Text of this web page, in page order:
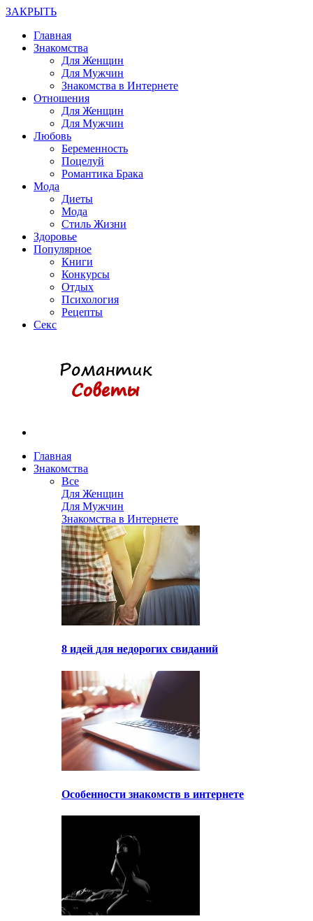
ЗАКРЫТЬ
Главная
Знакомства
Для Женщин
Для Мужчин
Знакомства в Интернете
Отношения
Для Женщин
Для Мужчин
Любовь
Беременность
Поцелуй
Романтика Брака
Мода
Диеты
Мода
Стиль Жизни
Здоровье
Популярное
Книги
Конкурсы
Отдых
Психология
Рецепты
Секс
Главная
Знакомства
Все
Для Женщин
Для Мужчин
Знакомства в Интернете
8 идей для недорогих свиданий
Особенности знакомств в интернете